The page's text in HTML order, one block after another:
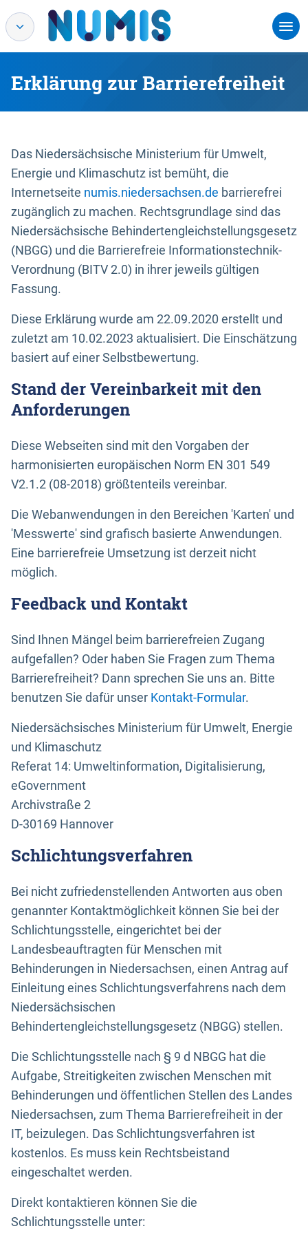
Erklärung zur Barrierefreiheit
Das Niedersächsische Ministerium für Umwelt,
Energie und Klimaschutz ist bemüht, die
Internetseite numis.niedersachsen.de barrierefrei
zugänglich zu machen. Rechtsgrundlage sind das
Niedersächsische Behindertengleichstellungsgesetz
(NBGG) und die Barrierefreie Informationstechnik-
Verordnung (BITV 2.0) in ihrer jeweils gültigen
Fassung.
Diese Erklärung wurde am 22.09.2020 erstellt und
zuletzt am 10.02.2023 aktualisiert. Die Einschätzung
basiert auf einer Selbstbewertung.
Stand der Vereinbarkeit mit den
Anforderungen
Diese Webseiten sind mit den Vorgaben der
harmonisierten europäischen Norm EN 301 549
V2.1.2 (08-2018) größtenteils vereinbar.
Die Webanwendungen in den Bereichen 'Karten' und
'Messwerte' sind grafisch basierte Anwendungen.
Eine barrierefreie Umsetzung ist derzeit nicht
möglich.
Feedback und Kontakt
Sind Ihnen Mängel beim barrierefreien Zugang
aufgefallen? Oder haben Sie Fragen zum Thema
Barrierefreiheit? Dann sprechen Sie uns an. Bitte
benutzen Sie dafür unser Kontakt-Formular.
Niedersächsisches Ministerium für Umwelt, Energie
und Klimaschutz
Referat 14: Umweltinformation, Digitalisierung,
eGovernment
Archivstraße 2
D-30169 Hannover
Schlichtungsverfahren
Bei nicht zufriedenstellenden Antworten aus oben
genannter Kontaktmöglichkeit können Sie bei der
Schlichtungsstelle, eingerichtet bei der
Landesbeauftragten für Menschen mit
Behinderungen in Niedersachsen, einen Antrag auf
Einleitung eines Schlichtungsverfahrens nach dem
Niedersächsischen
Behindertengleichstellungsgesetz (NBGG) stellen.
Die Schlichtungsstelle nach § 9 d NBGG hat die
Aufgabe, Streitigkeiten zwischen Menschen mit
Behinderungen und öffentlichen Stellen des Landes
Niedersachsen, zum Thema Barrierefreiheit in der
IT, beizulegen. Das Schlichtungsverfahren ist
kostenlos. Es muss kein Rechtsbeistand
eingeschaltet werden.
Direkt kontaktieren können Sie die
Schlichtungsstelle unter: